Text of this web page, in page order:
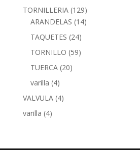
TORNILLERIA (129)
ARANDELAS (14)
TAQUETES (24)
TORNILLO (59)
TUERCA (20)
varilla (4)
VALVULA (4)
varilla (4)